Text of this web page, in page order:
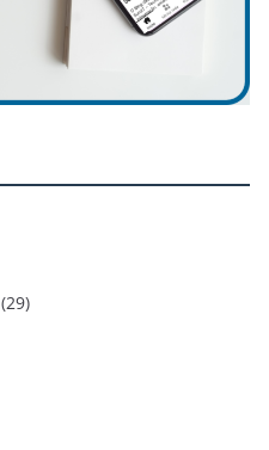
(29)